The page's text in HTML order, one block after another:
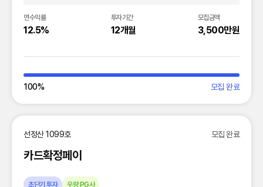
연수익률
12.5%
투자기간
12개월
모집금액
3,500만원
100% 모집 완료
선정산 1099호 모집 완료
카드확정페이
초단기 투자 우량 PG사